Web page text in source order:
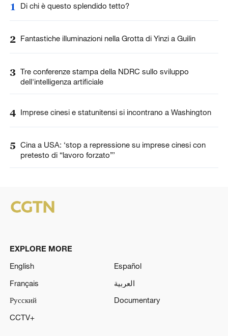
1 Di chi è questo splendido tetto?
2 Fantastiche illuminazioni nella Grotta di Yinzi a Guilin
3 Tre conferenze stampa della NDRC sullo sviluppo
dell'intelligenza artificiale
4 Imprese cinesi e statunitensi si incontrano a Washington
5 Cina a USA: ‘stop a repressione su imprese cinesi con
pretesto di “lavoro forzato”’
EXPLORE MORE
English
Español
Français
العربية
Русский
Documentary
CCTV+